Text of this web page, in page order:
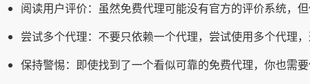
阅读用户评价：虽然免费代理可能没有官方的评价系统，
尝试多个代理：不要只依赖一个代理，尝试使用多个代理
保持警惕：即使找到了一个看似可靠的免费代理，你也需